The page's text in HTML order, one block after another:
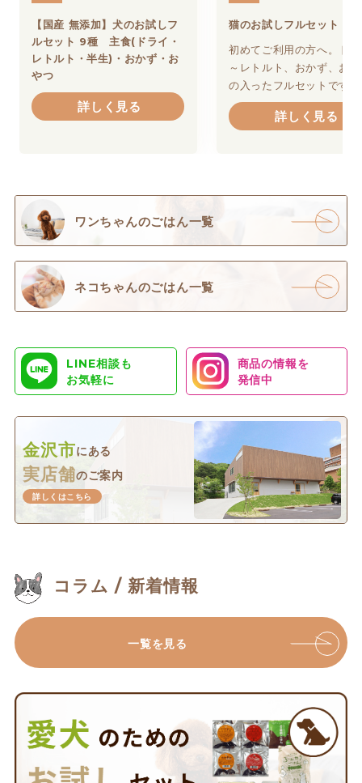
【国産 無添加】犬のお試しフ
ルセット 9種 主食(ドライ・
レトルト・半生)・おかず・お
やつ
詳しく見る
猫のお試しフルセット
初めてご利用の方へ。ド
～レトルト、おかず、お
の入ったフルセットです。
詳しく見る
ワンちゃんのごはん一覧
ネコちゃんのごはん一覧
LINE相談も
お気軽に
商品の情報を
発信中
金沢市にある
実店舗のご案内
詳しくはこちら
コラム / 新着情報
一覧を見る